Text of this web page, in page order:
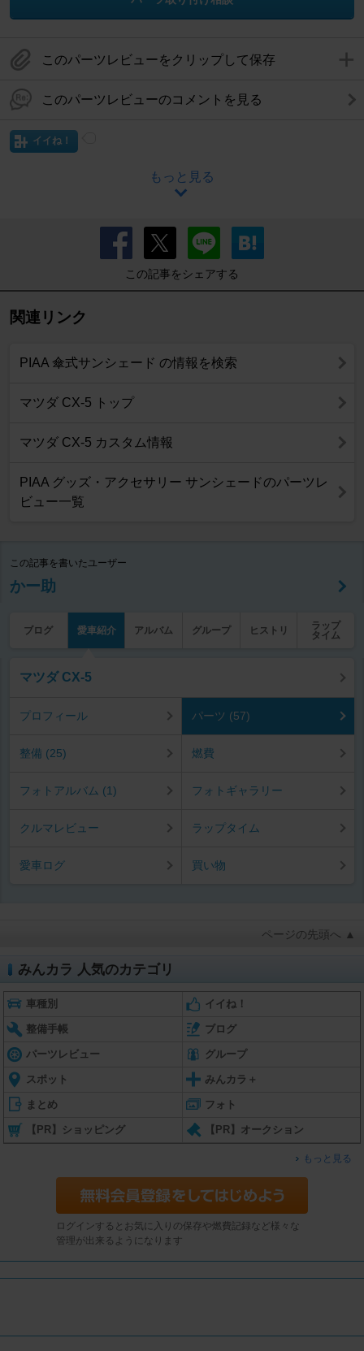
このパーツレビューをクリップして保存
このパーツレビューのコメントを見る
イイね！
もっと見る
この記事をシェアする
関連リンク
PIAA 傘式サンシェード の情報を検索
マツダ CX-5 トップ
マツダ CX-5 カスタム情報
PIAA グッズ・アクセサリー サンシェードのパーツレ
ビュー一覧
この記事を書いたユーザー
かー助
ブログ 愛車紹介 アルバム グループ ヒストリ
ラップ
タイム
マツダ CX-5
プロフィール パーツ (57)
整備 (25) 燃費
フォトアルバム (1) フォトギャラリー
クルマレビュー ラップタイム
愛車ログ 買い物
ページの先頭へ ▲
みんカラ 人気のカテゴリ
車種別 イイね！
整備手帳 ブログ
パーツレビュー グループ
スポット みんカラ＋
まとめ フォト
【PR】ショッピング 【PR】オークション
もっと見る
ログインするとお気に入りの保存や燃費記録など様々な
管理が出来るようになります